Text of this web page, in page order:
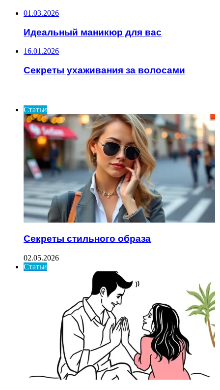
01.03.2026
Идеальный маникюр для вас
16.01.2026
Секреты ухаживания за волосами
Статьи
Секреты стильного образа
02.05.2026
Статьи